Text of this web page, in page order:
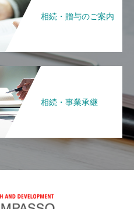
相続・贈与のご案内
相続・事業承継